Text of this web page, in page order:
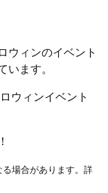
ウィンのイベント
ます。
ウィンイベント
場合があります。詳